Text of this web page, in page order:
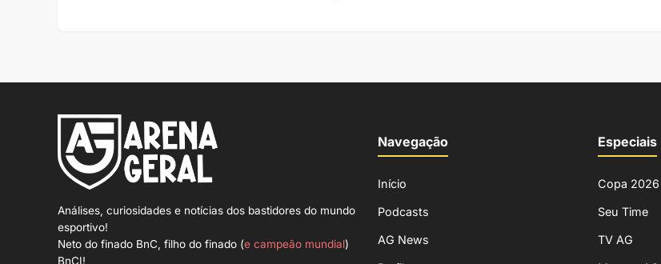
Análises, curiosidades e notícias dos bastidores do mundo
esportivo!
Neto do finado BnC, filho do finado (e campeão mundial)
BnCI!
Navegação
Início
Podcasts
AG News
Especiais
Copa 2026
Seu Time
TV AG